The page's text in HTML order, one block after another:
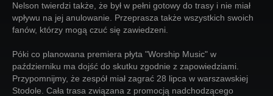
Nelson twierdzi także, że był w pełni gotowy do trasy i nie miał
wpływu na jej anulowanie. Przeprasza także wszystkich swoich
fanów, którzy mogą czuć się zawiedzeni.
Póki co planowana premiera płyta "Worship Music" w
październiku ma dojść do skutku zgodnie z zapowiedziami.
Przypomnijmy, że zespół miał zagrać 28 lipca w warszawskiej
Stodole. Cała trasa związana z promocją nadchodzącego